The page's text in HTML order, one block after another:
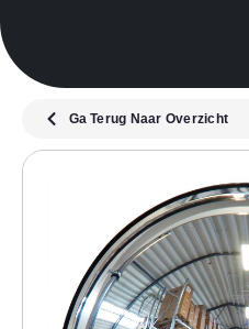
Ga Terug Naar Overzicht